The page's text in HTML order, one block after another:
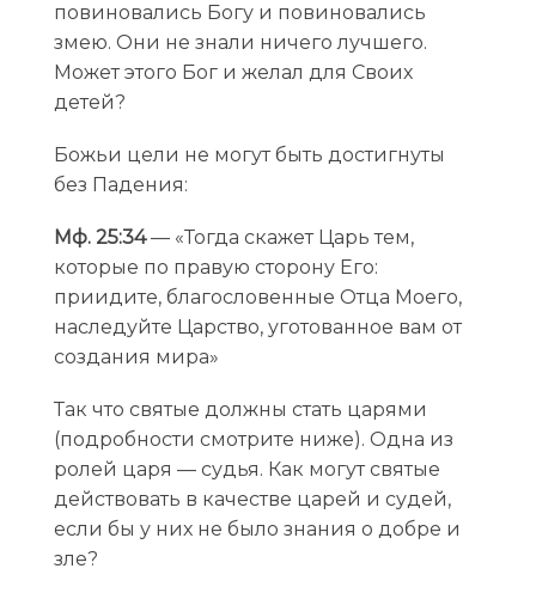
повиновались Богу и повиновались
змею. Они не знали ничего лучшего.
Может этого Бог и желал для Своих
детей?
Божьи цели не могут быть достигнуты
без Падения:
Мф. 25:34— «Тогда скажет Царь тем,
которые по правую сторону Его:
приидите, благословенные Отца Моего,
наследуйте Царство, уготованное вам от
создания мира»
Так что святые должны стать царями
(подробности смотрите ниже). Одна из
ролей царя — судья. Как могут святые
действовать в качестве царей и судей,
если бы у них не было знания о добре и
зле?